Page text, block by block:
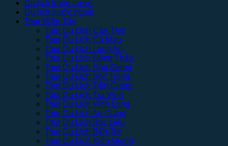
Du lịch trong nước
Du lịch nước ngoài
Tour Miền Tây
Tour Du Lịch Cần Thơ
Tour Du Lịch Cà Mau
Tour Du Lịch Long An
Tour Du Lịch Đồng Tháp
Tour Du Lịch Hậu Giang
Tour Du Lịch Sóc Trăng
Tour Du Lịch Tiền Giang
Tour Du Lịch Trà Vinh
Tour Du Lịch Vĩnh Long
Tour Du Lịch An Giang
Tour Du Lịch Bạc Liêu
Tour Du Lịch Bến Tre
Tour Du Lịch Kiên Giang